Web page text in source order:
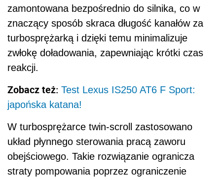
zamontowana bezpośrednio do silnika, co w
znaczący sposób skraca długość kanałów za
turbosprężarką i dzięki temu minimalizuje
zwłokę doładowania, zapewniając krótki czas
reakcji.
Zobacz też: Test Lexus IS250 AT6 F Sport:
japońska katana!
W turbosprężarce twin-scroll zastosowano
układ płynnego sterowania pracą zaworu
obejściowego. Takie rozwiązanie ogranicza
straty pompowania poprzez ograniczenie